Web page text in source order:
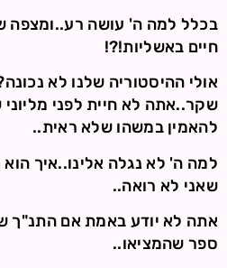
בכלל למה ה' עושה רע..ומצפה
חיים באשליות!?!
אולי ההיסטוריה שלנו לא
שקר..אתה לא חיית לפני
להאמין במשהו שלא ראית..
למה ה' לא נגלה אלינו..איך
שאני לא רואה..
אתה לא יודע באמת אם התנ"ך
ספר שהמציאו..